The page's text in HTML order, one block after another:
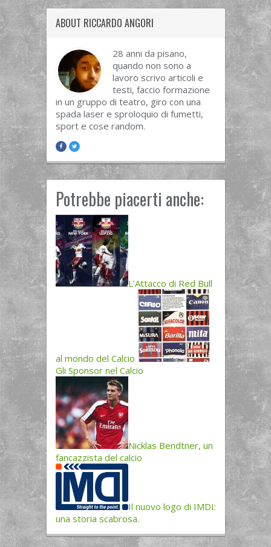
ABOUT RICCARDO ANGORI
28 anni da pisano,
quando non sono a
lavoro scrivo articoli e
testi, faccio formazione
in un gruppo di teatro, giro con una
spada laser e sproloquio di fumetti,
sport e cose random.
Potrebbe piacerti anche:
L’Attacco di Red Bull
al mondo del Calcio
Gli Sponsor nel Calcio
Nicklas Bendtner, un
fancazzista del calcio
Il nuovo logo di IMDI:
una storia scabrosa.